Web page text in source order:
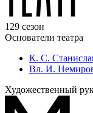
129 сезон
Основатели театра
К. С.
Вл. И.
Художественный